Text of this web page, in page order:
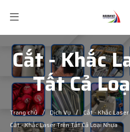
Cắt - Khắc
Tất Cả
Trang chủ / Dịch Vụ / Cắt - Khắc
Cắt - Khắc Laser Trên Tất Cả Loại Nhựa